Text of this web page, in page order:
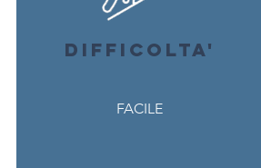
DIFFICOLTA'
FACILE